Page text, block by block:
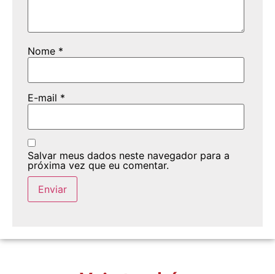
Nome *
E-mail *
Salvar meus dados neste navegador para a
próxima vez que eu comentar.